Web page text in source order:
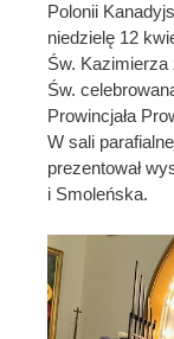
Polonii
niedzielę 12
Św. Kazimierza
Św.
Prowincjała
W sali
prezentował
i Smoleńska.